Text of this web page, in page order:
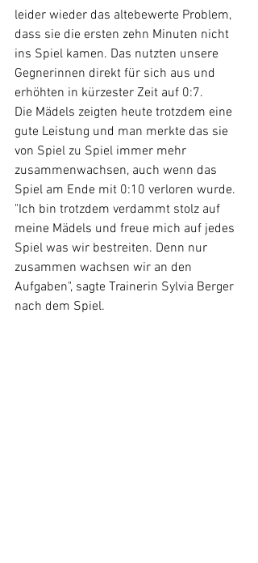
leider wieder das altebewerte Problem,
dass sie die ersten zehn Minuten nicht
ins Spiel kamen. Das nutzten unsere
Gegnerinnen direkt für sich aus und
erhöhten in kürzester Zeit auf 0:7.
Die Mädels zeigten heute trotzdem eine
gute Leistung und man merkte das sie
von Spiel zu Spiel immer mehr
zusammenwachsen, auch wenn das
Spiel am Ende mit 0:10 verloren wurde.
"Ich bin trotzdem verdammt stolz auf
meine Mädels und freue mich auf jedes
Spiel was wir bestreiten. Denn nur
zusammen wachsen wir an den
Aufgaben", sagte Trainerin Sylvia Berger
nach dem Spiel.